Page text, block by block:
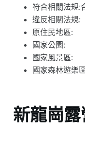
符合相關法規:
違反相關法規:
原住民地區:
國家公園:
國家風景區:
國家森林遊樂
新龍崗